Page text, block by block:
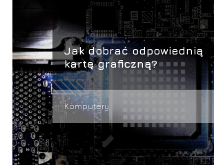
Jak dobrać odpowiednią
kartę graficzną?
Komputery